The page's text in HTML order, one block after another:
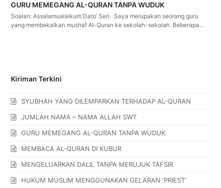
GURU MEMEGANG AL-QURAN TANPA WUDUK
Soalan: Assalamualaikum Dato’ Seri. Saya merupakan seorang guru
yang membekalkan mushaf Al-Quran ke sekolah-sekolah. Beberapa…
Kiriman Terkini
SYUBHAH YANG DILEMPARKAN TERHADAP AL-QURAN
JUMLAH NAMA – NAMA ALLAH SWT
GURU MEMEGANG AL-QURAN TANPA WUDUK
MEMBACA AL-QURAN DI KUBUR
MENGELUARKAN DALIL TANPA MERUJUK TAFSIR
HUKUM MUSLIM MENGGUNAKAN GELARAN ‘PRIEST’